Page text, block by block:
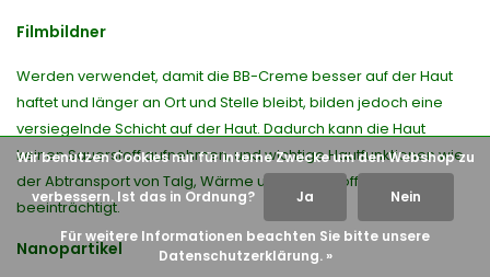
Filmbildner
Werden verwendet, damit die BB-Creme besser auf der Haut
haftet und länger an Ort und Stelle bleibt, bilden jedoch eine
versiegelnde Schicht auf der Haut. Dadurch kann die Haut
keinen Sauerstoff aufnehmen, und wichtige Hautfunktionen wie
der Abtransport von Talg, Wärme und Abfallstoffen werden
beeinträchtigt.
Nanopartikel
Wir benutzen Cookies nur für interne Zwecke um den Webshop zu
verbessern. Ist das in Ordnung? Ja Nein
Für weitere Informationen beachten Sie bitte unsere
Datenschutzerklärung. »